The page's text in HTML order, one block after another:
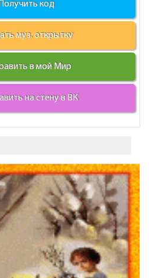
Получить код
муз. открытку
в мой Мир
на стену в ВК